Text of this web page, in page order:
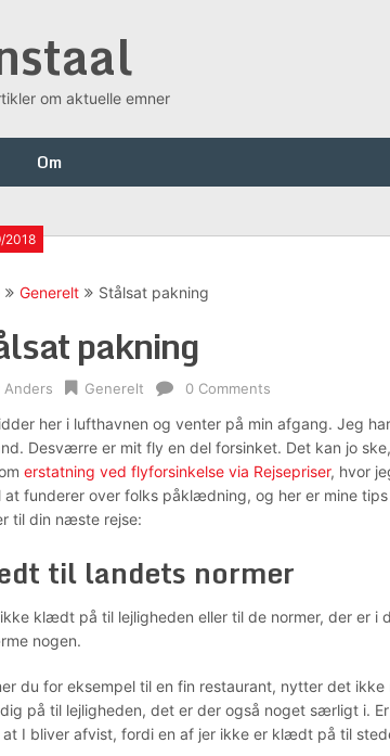
om aktuelle emner
Om
2018
Generelt Stålsat pakning
pakning
Anders Generelt 0 Comments
her i lufthavnen og venter på min afgang. Jeg
Desværre er mit fly en del forsinket. Det kan jo
erstatning ved flyforsinkelse via Rejsepriser, hvor
at funderer over folks påklædning, og her er mine
til din næste rejse:
til landets normer
klædt på til lejligheden eller til de normer, der er i
nogen.
du for eksempel til en fin restaurant, nytter det
på til lejligheden, det er der også noget særligt i.
I bliver afvist, fordi en af jer ikke er klædt på til